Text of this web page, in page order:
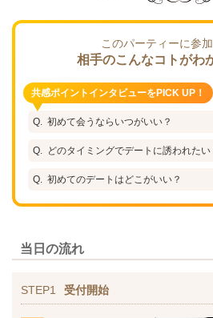
このパーティーに参
相手のこんなコトがわ
共感ポイントインタビューをPICK UP！
初めて会うならいつがいい？
どのタイミングでデートに誘われたい
初めてのデートはどこがいい？
当日の流れ
STEP1 受付開始